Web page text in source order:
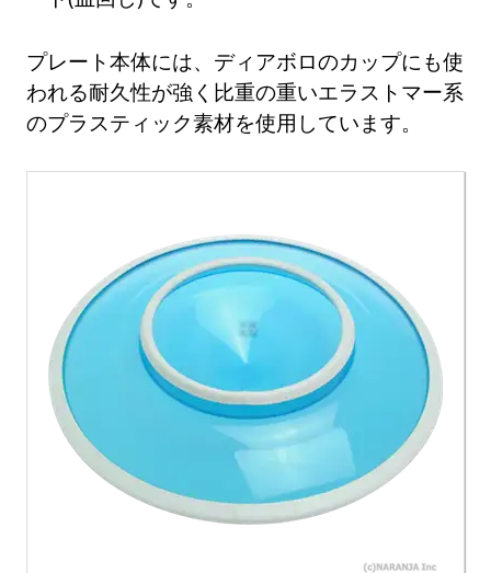
プレート本体には、ディアボロのカップにも使
われる耐久性が強く比重の重いエラストマー系
のプラスティック素材を使用しています。